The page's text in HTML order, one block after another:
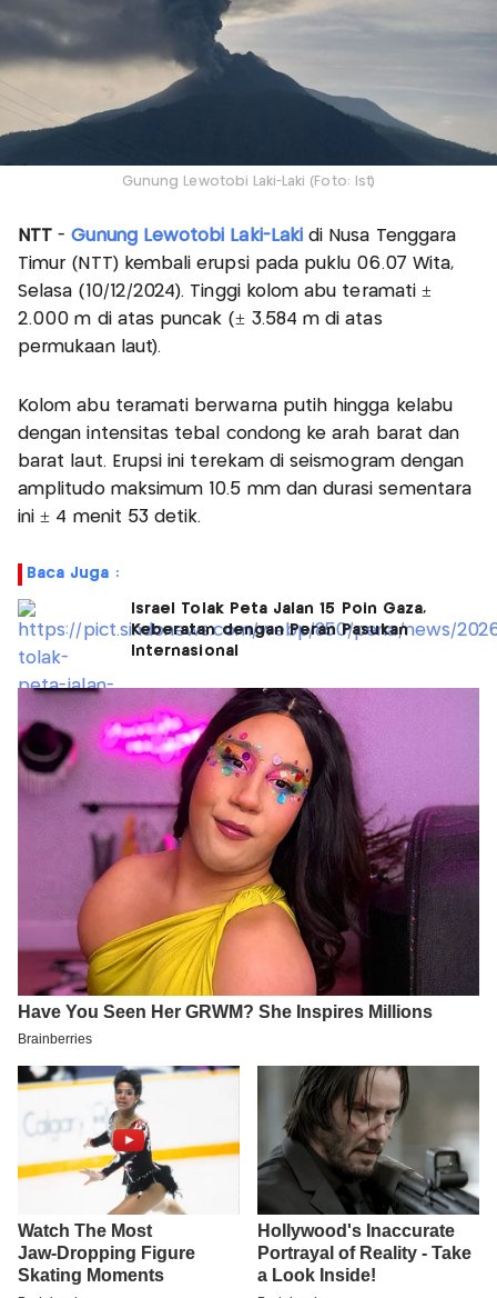
Gunung Lewotobi Laki-Laki (Foto: Ist)
NTT-Gunung Lewotobi Laki-Lakidi Nusa Tenggara
Timur (NTT) kembali erupsi pada puklu 06.07 Wita,
Selasa (10/12/2024). Tinggi kolom abu teramati ±
2.000 m di atas puncak (± 3.584 m di atas
permukaan laut).
Kolom abu teramati berwarna putih hingga kelabu
dengan intensitas tebal condong ke arah barat dan
barat laut. Erupsi ini terekam di seismogram dengan
amplitudo maksimum 10.5 mm dan durasi sementara
ini ± 4 menit 53 detik.
Baca Juga :
Israel Tolak Peta Jalan 15 Poin Gaza,
Keberatan dengan Peran Pasukan
Internasional